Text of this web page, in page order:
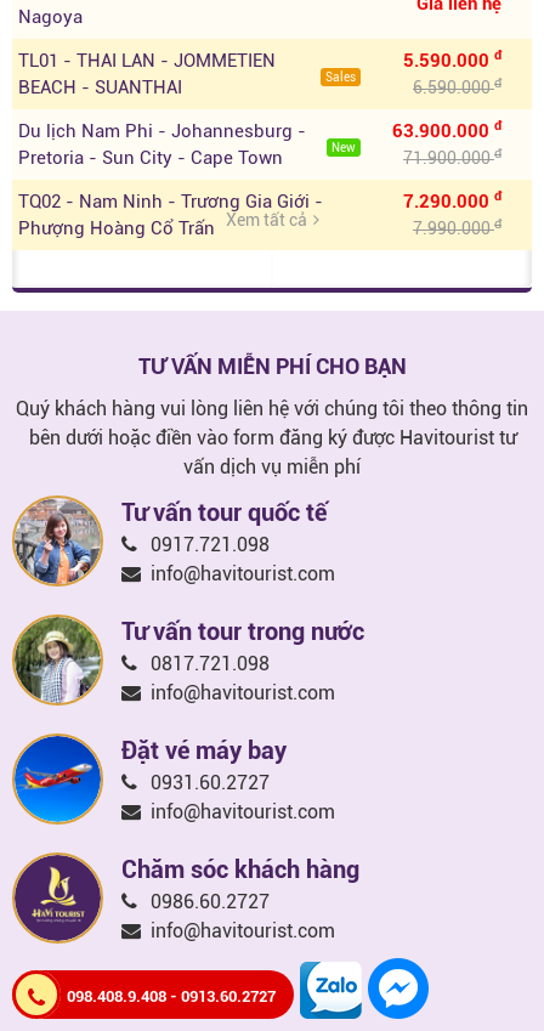
Nagoya
TL01 - THAI LAN - JOMMETIEN
BEACH - SUANTHAI
Sales
5.590.000 đ
6.590.000đ
Du lịch Nam Phi - Johannesburg -
Pretoria - Sun City - Cape Town
New
63.900.000 đ
71.900.000đ
TQ02 - Nam Ninh - Trương Gia Giới -
Phượng Hoàng Cổ Trấn
7.290.000 đ
7.990.000đ
Xem tất cả
TƯ VẤN MIỄN PHÍ CHO BẠN
Quý khách hàng vui lòng liên hệ với chúng tôi theo thông tin
bên dưới hoặc điền vào form đăng ký được Havitourist tư
vấn dịch vụ miễn phí
Tư vấn tour quốc tế
0917.721.098
info@havitourist.com
Tư vấn tour trong nước
0817.721.098
info@havitourist.com
Đặt vé máy bay
0931.60.2727
info@havitourist.com
Chăm sóc khách hàng
0986.60.2727
info@havitourist.com
098.408.9.408 - 0913.60.2727